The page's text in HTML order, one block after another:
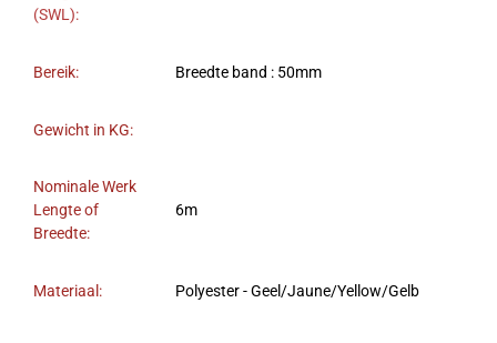
(SWL):
Bereik: Breedte band : 50mm
Gewicht in KG:
Nominale Werk
Lengte of
Breedte:
6m
Materiaal: Polyester - Geel/Jaune/Yellow/Gelb